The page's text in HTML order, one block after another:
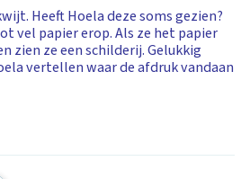
Heeft Hoela deze soms gezien?
vel papier erop. Als ze het papier
zien ze een schilderij. Gelukkig
vertellen waar de afdruk vandaan